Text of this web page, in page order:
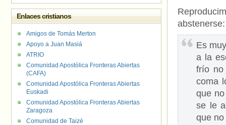
abstenerse:
Es
a la
frío no
coma
que
se le
que
Enlaces cristianos
Amigos de Tomás Merton
Apoyo a Juan Masiá
ATRIO
Comunidad Apostólica Fronteras Abiertas
(CAFA)
Comunidad Apostólica Fronteras Abiertas
Euskadi
Comunidad Apostólica Fronteras Abiertas
Zaragoza
Comunidad de Taizé